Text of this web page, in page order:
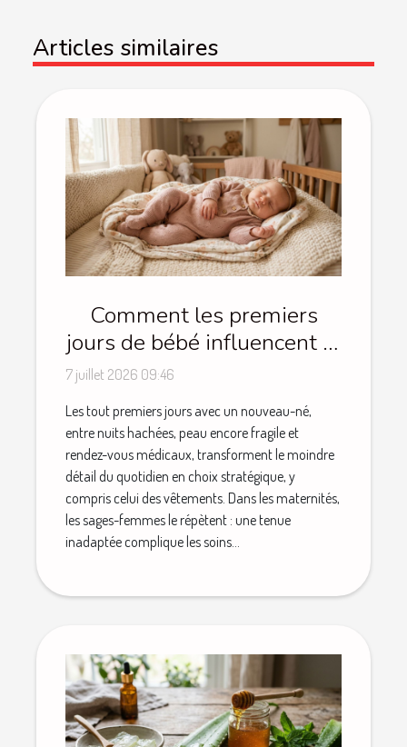
Articles similaires
Comment les premiers
jours de bébé influencent le
choix des vêtements
7 juillet 2026 09:46
Les tout premiers jours avec un nouveau-né,
entre nuits hachées, peau encore fragile et
rendez-vous médicaux, transforment le moindre
détail du quotidien en choix stratégique, y
compris celui des vêtements. Dans les maternités,
les sages-femmes le répètent : une tenue
inadaptée complique les soins...